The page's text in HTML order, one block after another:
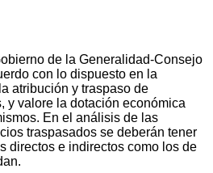
de la Generalidad-Consejo
con lo dispuesto en la
atribución y traspaso de
y valore la dotación económica
En el análisis de las
traspasados se deberán tener
directos e indirectos como los de